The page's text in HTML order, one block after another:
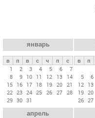
е
в
л
а
январь
в п в с ч п
с
1
2 3 4 5 6
7
8
9 10 11 12 13
14
15 16 17 18 19 20 21
22 23 24 25 26 27 28
29 30 31
в п
5
6
12 13
19 20
26 27
апрель